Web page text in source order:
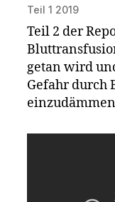
Teil 1 2019
Teil 2 der
getan wird
Gefahr durch